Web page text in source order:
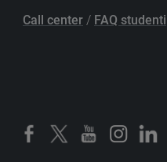
Call center / FAQ studenti